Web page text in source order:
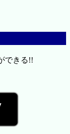
できる!!